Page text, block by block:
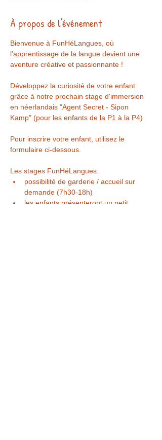
À propos de l'événement
Bienvenue à FunHéLangues, où
l'apprentissage de la langue devient une
aventure créative et passionnante !
Développez la curiosité de votre enfant
grâce à notre prochain stage d'immersion
en néerlandais "Agent Secret - Sipon
Kamp" (pour les enfants de la P1 à la P4)
Pour inscrire votre enfant, utilisez le
formulaire ci-dessous.
Les stages FunHéLangues:
possibilité de garderie / accueil sur
demande (7h30-18h)
les enfants présenteront un petit